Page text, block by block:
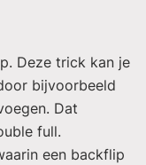
Deze trick kan je
bijvoorbeeld
Dat
full.
een backflip